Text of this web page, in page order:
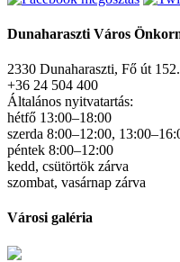
Dunaharaszti Város
2330 Dunaharaszti, Fő út 152.
+36 24 504 400
Általános nyitvatartás:
hétfő 13:00–18:00
szerda 8:00–12:00,
péntek 8:00–12:00
kedd, csütörtök zárva
szombat, vasárnap zárva
Városi galéria